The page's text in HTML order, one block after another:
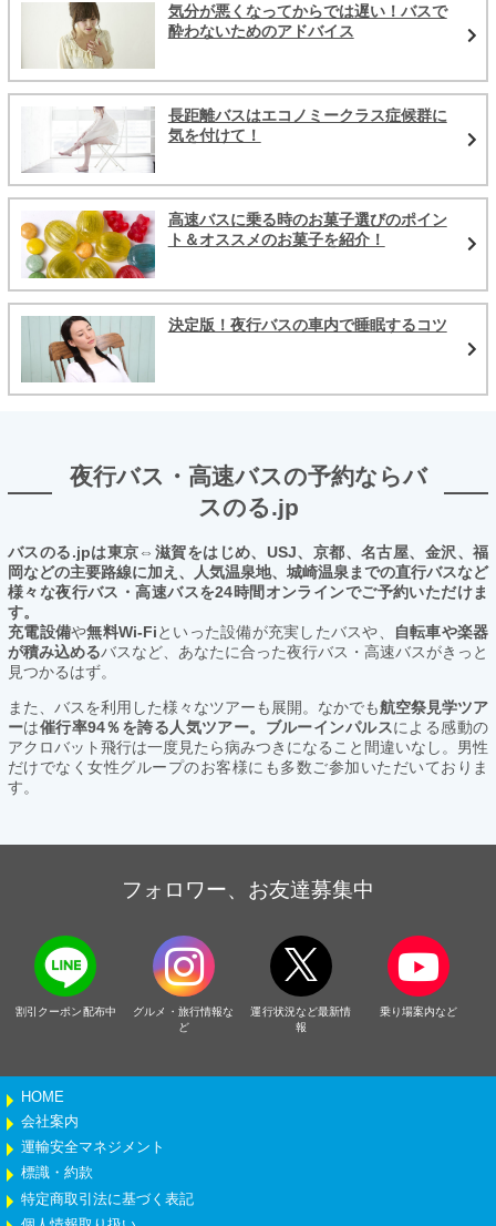
気分が悪くなってからでは遅い！バスで
酔わないためのアドバイス
長距離バスはエコノミークラス症候群に
気を付けて！
高速バスに乗る時のお菓子選びのポイン
ト＆オススメのお菓子を紹介！
決定版！夜行バスの車内で睡眠するコツ
夜行バス・高速バスの予約ならバ
スのる.jp
バスのる.jpは東京⇔滋賀をはじめ、USJ、京都、名古屋、金沢、福
岡などの主要路線に加え、人気温泉地、城崎温泉までの直行バスなど
様々な夜行バス・高速バスを24時間オンラインでご予約いただけま
す。
充電設備や無料Wi-Fiといった設備が充実したバスや、
自転車や楽器
が積み込めるバスなど、あなたに合った夜行バス・高速バスがきっと
見つかるはず。
また、バスを利用した様々なツアーも展開。なかでも航空祭見学ツア
ーは催行率94％を誇る人気ツアー。ブルーインパルスによる感動の
アクロバット飛行は一度見たら病みつきになること間違いなし。男性
だけでなく女性グループのお客様にも多数ご参加いただいておりま
す。
フォロワー、お友達募集中
割引クーポン配布中
グルメ・旅行情報な
ど
運行状況など最新情
報
乗り場案内など
HOME
会社案内
運輸安全マネジメント
標識・約款
特定商取引法に基づく表記